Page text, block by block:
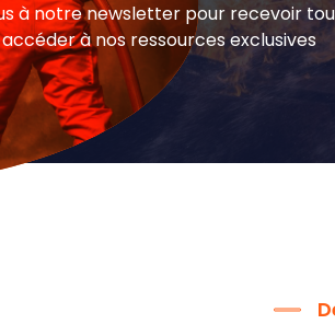
à notre newsletter pour recevoir
à nos ressources exclusives